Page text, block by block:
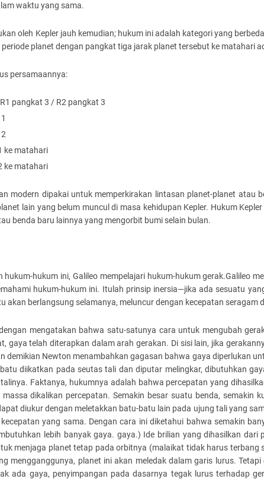
waktu yang sama.
oleh Kepler jauh kemudian; hukum ini adalah kategori yang
planet dengan pangkat tiga jarak planet tersebut ke matahari
persamaannya:
pangkat 3 / R2 pangkat 3
ke matahari
ke matahari
modern dipakai untuk memperkirakan lintasan planet-planet atau
lain yang belum muncul di masa kehidupan Kepler. Hukum
benda baru lainnya yang mengorbit bumi selain bulan.
hukum-hukum ini, Galileo mempelajari hukum-hukum gerak.Galileo
hukum-hukum ini. Itulah prinsip inersia—jika ada sesuatu
akan berlangsung selamanya, meluncur dengan kecepatan seragam
mengatakan bahwa satu-satunya cara untuk mengubah
gaya telah diterapkan dalam arah gerakan. Di sisi lain, jika
demikian Newton menambahkan gagasan bahwa gaya diperlukan
diikatkan pada seutas tali dan diputar melingkar, dibutuhkan
Faktanya, hukumnya adalah bahwa percepatan yang
dikalikan percepatan. Semakin besar suatu benda, semakin
diukur dengan meletakkan batu-batu lain pada ujung tali yang
yang sama. Dengan cara ini diketahui bahwa semakin
lebih banyak gaya. gaya.) Ide brilian yang dihasilkan
menjaga planet tetap pada orbitnya (malaikat tidak harus terbang
mengganggunya, planet ini akan meledak dalam garis lurus.
ada gaya, penyimpangan pada dasarnya tegak lurus terhadap